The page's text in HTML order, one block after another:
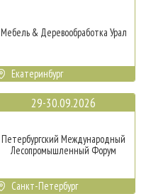
Мебель & Деревообработка Урал
Екатеринбург
29-30.09.2026
Петербургский Международный
Лесопромышленный Форум
Санкт-Петербург